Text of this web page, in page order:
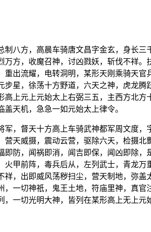
八方，高晨车骑唐文昌字金玄，身长
方，收魔召神，讨凶戮妖，斩伐不祥
出流耀，电转洞明，某形天刚乘骑天
星，徐荡十方野道，六天之神，虎龙
上元上元始太上右弼三五，主西方北
天机，急急一如元始太上律令。
，督天十方高上车骑武神都军周文度
天威摄，震动云营，驱除六天，检摄
防，闻祸即消，闻吉即保，闻凶即除
甲前阵，毒兵后从，左列武士，青龙
，出即威风荡秽扫尘，营天制地，弥
一切神祇，鬼王土地，符庙里神，真
一切光明大神，皆列在某形高上无上